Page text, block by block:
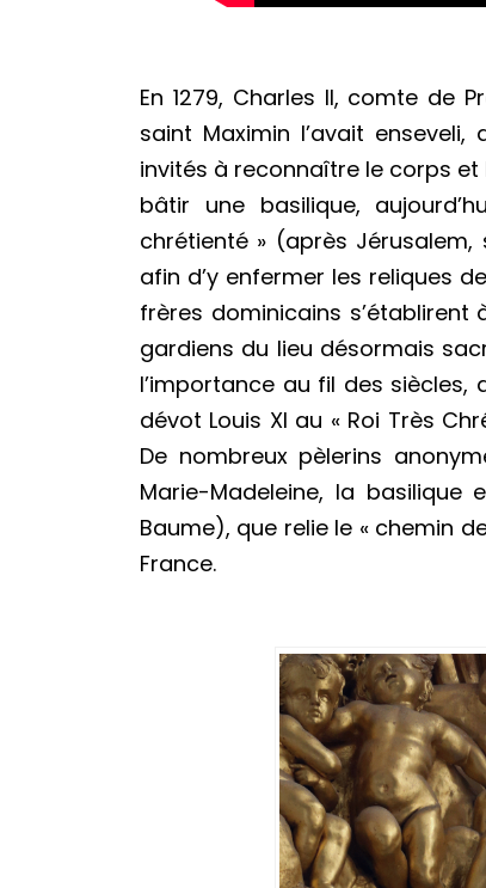
En 1279, Charles II, comte de
saint Maximin l’avait
invités à reconnaître le corps
bâtir une basilique,
chrétienté » (après
afin d’y enfermer les reliques
frères dominicains s’établirent
gardiens du lieu désormais
l’importance au fil des
dévot Louis XI au « Roi Très
De nombreux pèlerins
Marie-Madeleine, la
Baume), que relie le « chemin
France.